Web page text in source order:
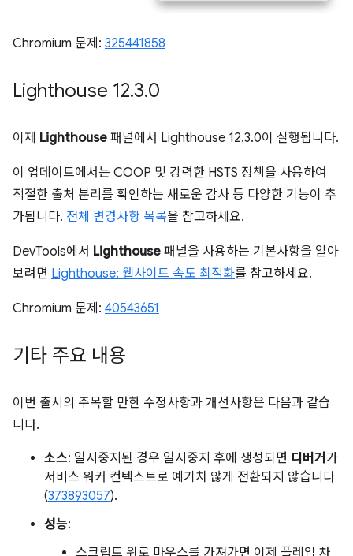
Chromium 문제: 325441858
Lighthouse 12.3.0
이제 Lighthouse 패널에서 Lighthouse 12.3.0이 실행됩니다.
이 업데이트에서는 COOP 및 강력한 HSTS 정책을 사용하여
적절한 출처 분리를 확인하는 새로운 감사 등 다양한 기능이 추
가됩니다. 전체 변경사항 목록을 참고하세요.
DevTools에서 Lighthouse 패널을 사용하는 기본사항을 알아
보려면 Lighthouse: 웹사이트 속도 최적화를 참고하세요.
Chromium 문제: 40543651
기타 주요 내용
이번 출시의 주목할 만한 수정사항과 개선사항은 다음과 같습
니다.
소스: 일시중지된 경우 일시중지 후에 생성되면 디버거 가
서비스 워커 컨텍스트로 예기치 않게 전환되지 않습니다
(373893057).
성능:
스크립트 위로 마우스를 가져가면 이제 플레임 차